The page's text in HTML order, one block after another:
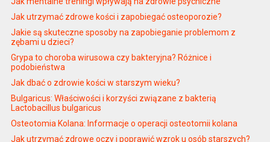
Jak utrzymać zdrowe kości i zapobiegać osteoporozie?
Jakie są skuteczne sposoby na zapobieganie problemom z
zębami u dzieci?
Grypa to choroba wirusowa czy bakteryjna? Różnice i
podobieństwa
Jak dbać o zdrowie kości w starszym wieku?
Bulgaricus: Właściwości i korzyści związane z bakterią
Lactobacillus bulgaricus
Osteotomia Kolana: Informacje o operacji osteotomii kolana
Jak utrzymać zdrowe oczy i poprawić wzrok u osób starszych?